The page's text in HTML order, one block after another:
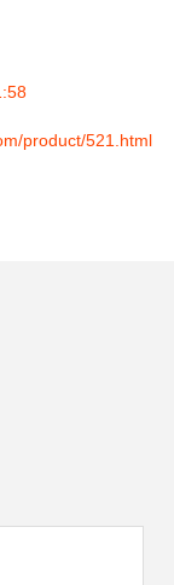
product/521.html